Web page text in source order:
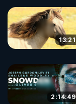
13:21
2:14:49